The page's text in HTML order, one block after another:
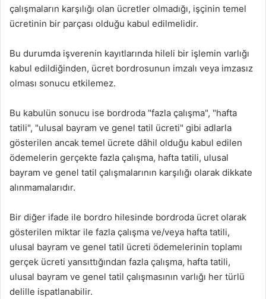
çalışmaların karşılığı olan ücretler olmadığı, işçinin temel
ücretinin bir parçası olduğu kabul edilmelidir.
Bu durumda işverenin kayıtlarında hileli bir işlemin varlığı
kabul edildiğinden, ücret bordrosunun imzalı veya imzasız
olması sonucu etkilemez.
Bu kabulün sonucu ise bordroda "fazla çalışma", "hafta
tatili", "ulusal bayram ve genel tatil ücreti" gibi adlarla
gösterilen ancak temel ücrete dâhil olduğu kabul edilen
ödemelerin gerçekte fazla çalışma, hafta tatili, ulusal
bayram ve genel tatil çalışmalarının karşılığı olarak dikkate
alınmamalarıdır.
Bir diğer ifade ile bordro hilesinde bordroda ücret olarak
gösterilen miktar ile fazla çalışma ve/veya hafta tatili,
ulusal bayram ve genel tatil ücreti ödemelerinin toplamı
gerçek ücreti yansıttığından fazla çalışma, hafta tatili,
ulusal bayram ve genel tatil çalışmasının varlığı her türlü
delille ispatlanabilir.